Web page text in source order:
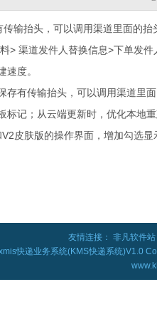
输抬头，可以调用渠道里面的抬
> 渠道发件人替换信息>下单发件
速度。
有传输抬头，可以调用渠道里面
记；从云端更新时，优化本地重
皮肤版的操作界面，增加勾选显
友情连接： 非凡软件站
快递业务系统(KMS快递系统)V1.0